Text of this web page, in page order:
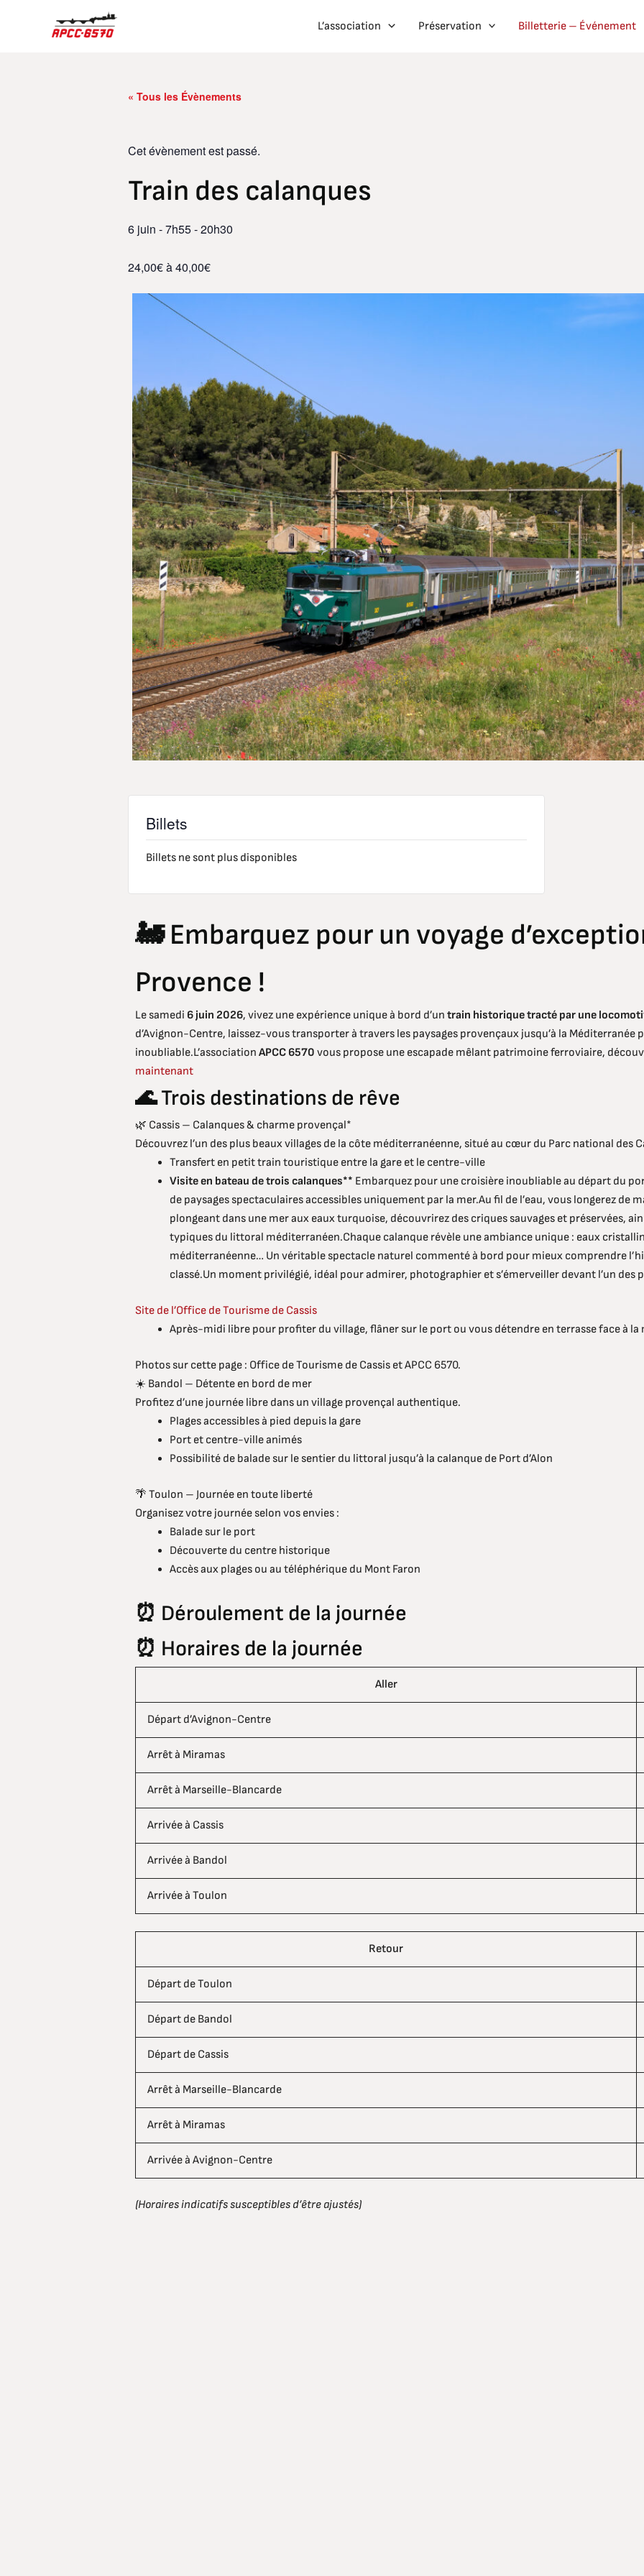
L’association Préservation Billetterie – Événement
« Tous les Évènements
Cet évènement est passé.
Train des calanques
6 juin -7h55-20h30
24,00€ à 40,00€
Billets
Billets ne sont plus disponibles
🚂 Embarquez pour un voyage
Provence !
Le samedi 6 juin 2026, vivez une expérience unique à bord d’un train historique tracté par une
d’Avignon-Centre, laissez-vous transporter à travers les paysages provençaux jusqu’à la Méditerranée
inoubliable.L’association APCC 6570 vous propose une escapade mêlant patrimoine ferroviaire,
maintenant
🌊 Trois destinations de rêve
🌿 Cassis – Calanques & charme provençal*
Découvrez l’un des plus beaux villages de la côte méditerranéenne, situé au cœur du Parc national des
Transfert en petit train touristique entre la gare et le centre-ville
Visite en bateau de trois calanques** Embarquez pour une croisière inoubliable au départ du
de paysages spectaculaires accessibles uniquement par la mer.Au fil de l’eau, vous longerez de
plongeant dans une mer aux eaux turquoise, découvrirez des criques sauvages et préservées,
typiques du littoral méditerranéen.Chaque calanque révèle une ambiance unique : eaux
méditerranéenne… Un véritable spectacle naturel commenté à bord pour mieux comprendre
classé.Un moment privilégié, idéal pour admirer, photographier et s’émerveiller devant l’un des
Site de l’Office de Tourisme de Cassis
Après-midi libre pour profiter du village, flâner sur le port ou vous détendre en terrasse face à la
Photos sur cette page : Office de Tourisme de Cassis et APCC 6570.
☀️ Bandol – Détente en bord de mer
Profitez d’une journée libre dans un village provençal authentique.
Plages accessibles à pied depuis la gare
Port et centre-ville animés
Possibilité de balade sur le sentier du littoral jusqu’à la calanque de Port d’Alon
🌴 Toulon – Journée en toute liberté
Organisez votre journée selon vos envies :
Balade sur le port
Découverte du centre historique
Accès aux plages ou au téléphérique du Mont Faron
⏰ Déroulement de la journée
⏰ Horaires de la journée
Aller
Départ d’Avignon-Centre
Arrêt à Miramas
Arrêt à Marseille-Blancarde
Arrivée à Cassis
Arrivée à Bandol
Arrivée à Toulon
Retour
Départ de Toulon
Départ de Bandol
Départ de Cassis
Arrêt à Marseille-Blancarde
Arrêt à Miramas
Arrivée à Avignon-Centre
(Horaires indicatifs susceptibles d’être ajustés)